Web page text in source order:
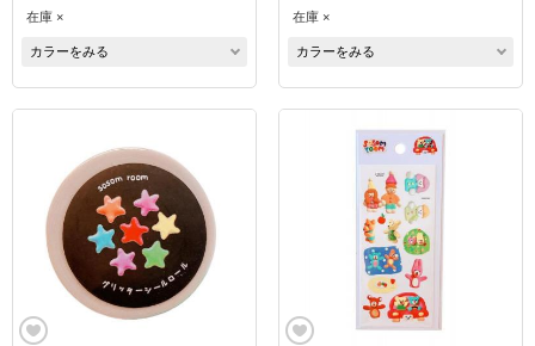
在庫 ×
カラーをみる
在庫 ×
カラーをみる